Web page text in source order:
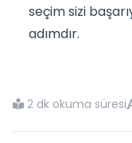
seçim sizi
adımdır.
2 dk okuma süresi